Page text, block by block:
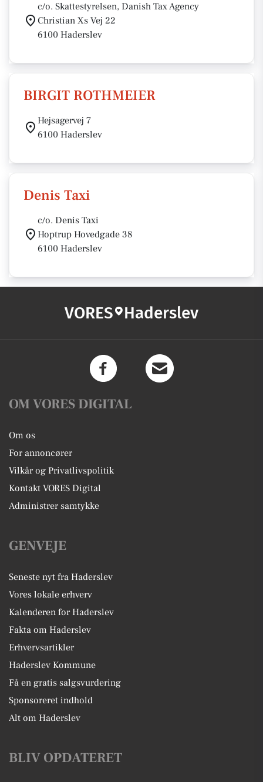
c/o. Skattestyrelsen, Danish Tax Agency
Christian Xs Vej 22
6100 Haderslev
BIRGIT ROTHMEIER
Hejsagervej 7
6100 Haderslev
Denis Taxi
c/o. Denis Taxi
Hoptrup Hovedgade 38
6100 Haderslev
VORES Haderslev
OM VORES DIGITAL
Om os
For annoncører
Vilkår og Privatlivspolitik
Kontakt VORES Digital
Administrer samtykke
GENVEJE
Seneste nyt fra Haderslev
Vores lokale erhverv
Kalenderen for Haderslev
Fakta om Haderslev
Erhvervsartikler
Haderslev Kommune
Få en gratis salgsvurdering
Sponsoreret indhold
Alt om Haderslev
BLIV OPDATERET